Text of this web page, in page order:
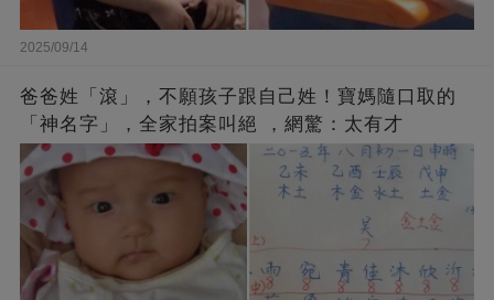
2025/09/14
爸爸姓「滾」，不願孩子跟自己姓！寶媽隨口取的
「神名字」，全家拍案叫絕 ，網驚：太有才